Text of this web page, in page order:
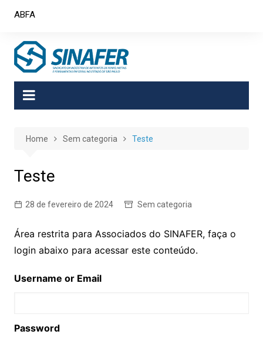
ABFA
Home Sem categoria Teste
Teste
28 de fevereiro de 2024 Sem categoria
Área restrita para Associados do SINAFER, faça o
login abaixo para acessar este conteúdo.
Username or Email
Password